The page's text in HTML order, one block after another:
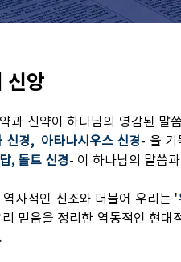
신앙
과 신약이 하나님의 영감된 말
신경, 아타나시우스 신경- 을 기
, 돌트 신경- 이 하나님의 말씀
사적인 신조와 더불어 우리는 '
믿음을 정리한 역동적인 현